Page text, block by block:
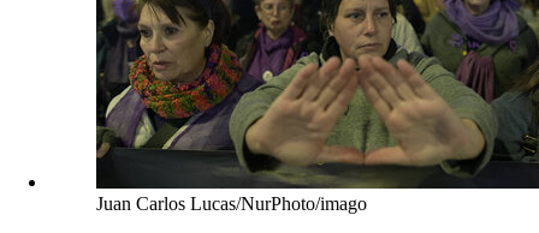
Juan Carlos Lucas/NurPhoto/imago